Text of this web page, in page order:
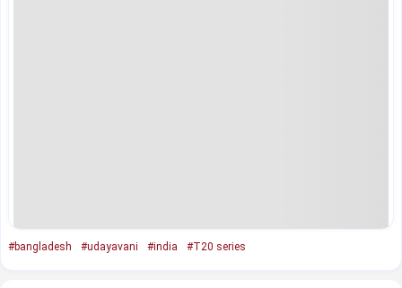
#bangladesh #udayavani #india #T20 series